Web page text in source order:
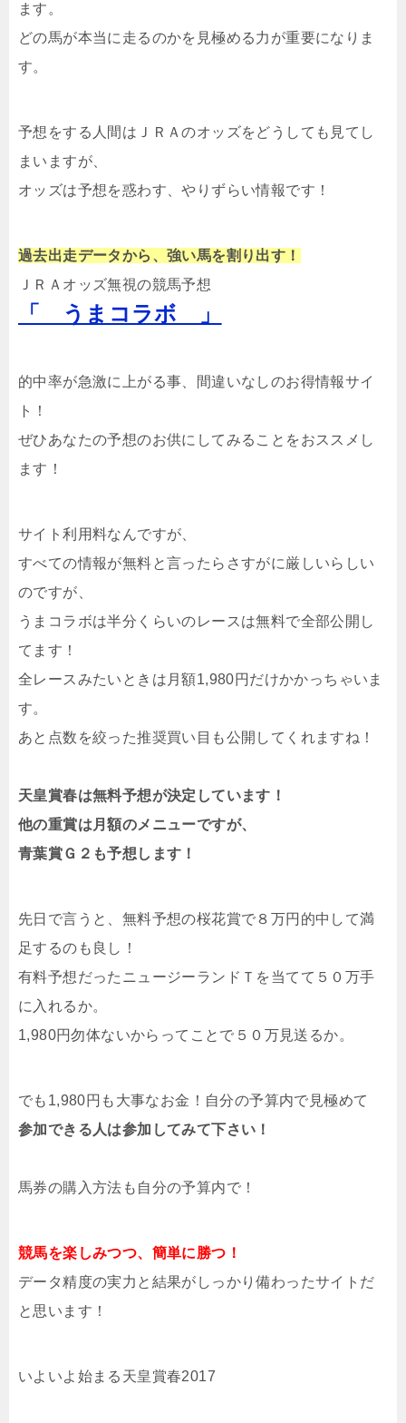
ます。
どの馬が本当に走るのかを見極める力が重要になりま
す。
予想をする人間はＪＲＡのオッズをどうしても見てし
まいますが、
オッズは予想を惑わす、やりずらい情報です！
過去出走データから、強い馬を割り出す！
ＪＲＡオッズ無視の競馬予想
「 うまコラボ 」
的中率が急激に上がる事、間違いなしのお得情報サイ
ト！
ぜひあなたの予想のお供にしてみることをおススメし
ます！
サイト利用料なんですが、
すべての情報が無料と言ったらさすがに厳しいらしい
のですが、
うまコラボは半分くらいのレースは無料で全部公開し
てます！
全レースみたいときは月額1,980円だけかかっちゃいま
す。
あと点数を絞った推奨買い目も公開してくれますね！
天皇賞春は無料予想が決定しています！
他の重賞は月額のメニューですが、
青葉賞Ｇ２も予想します！
先日で言うと、無料予想の桜花賞で８万円的中して満
足するのも良し！
有料予想だったニュージーランドＴを当てて５０万手
に入れるか。
1,980円勿体ないからってことで５０万見送るか。
でも1,980円も大事なお金！自分の予算内で見極めて
参加できる人は参加してみて下さい！
馬券の購入方法も自分の予算内で！
競馬を楽しみつつ、簡単に勝つ！
データ精度の実力と結果がしっかり備わったサイトだ
と思います！
いよいよ始まる天皇賞春2017